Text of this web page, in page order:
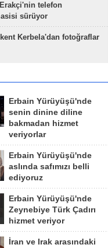
telefon
sürüyor
Kerbela'dan fotoğraflar
Erbain Yürüyüşü'nde
senin dinine diline
bakmadan hizmet
veriyorlar
Erbain Yürüyüşü'nde
aslında safımızı belli
ediyoruz
Erbain Yürüyüşü'nde
Zeynebiye Türk Çadırı
hizmet veriyor
İran ve Irak arasındaki